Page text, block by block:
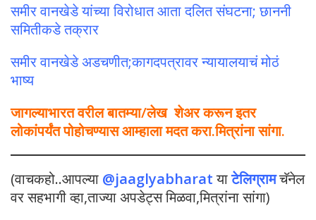
समीर वानखेडे यांच्या विरोधात आता दलित संघटना; छाननी
समितीकडे तक्रार
समीर वानखेडे अडचणीत;कागदपत्रावर न्यायालयाचं मोठं
भाष्य
जागल्याभारत वरील बातम्या/लेख शेअर करून इतर
लोकांपर्यंत पोहोचण्यास आम्हाला मदत करा.मित्रांना सांगा.
(वाचकहो..आपल्या @jaaglyabharat याटेलिग्रामचॅनेल
वर सहभागी व्हा,ताज्या अपडेट्स मिळवा,मित्रांना सांगा)